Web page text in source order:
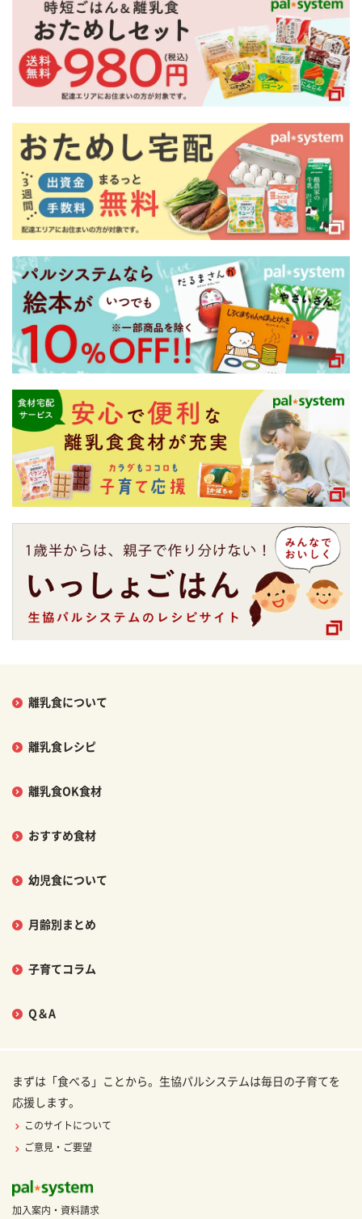
離乳食について
離乳食レシピ
離乳食OK食材
おすすめ食材
幼児食について
月齢別まとめ
子育てコラム
Q＆A
まずは「食べる」ことから。生協パルシステムは毎日の子育てを
応援します。
このサイトについて
ご意見・ご要望
加入案内・資料請求